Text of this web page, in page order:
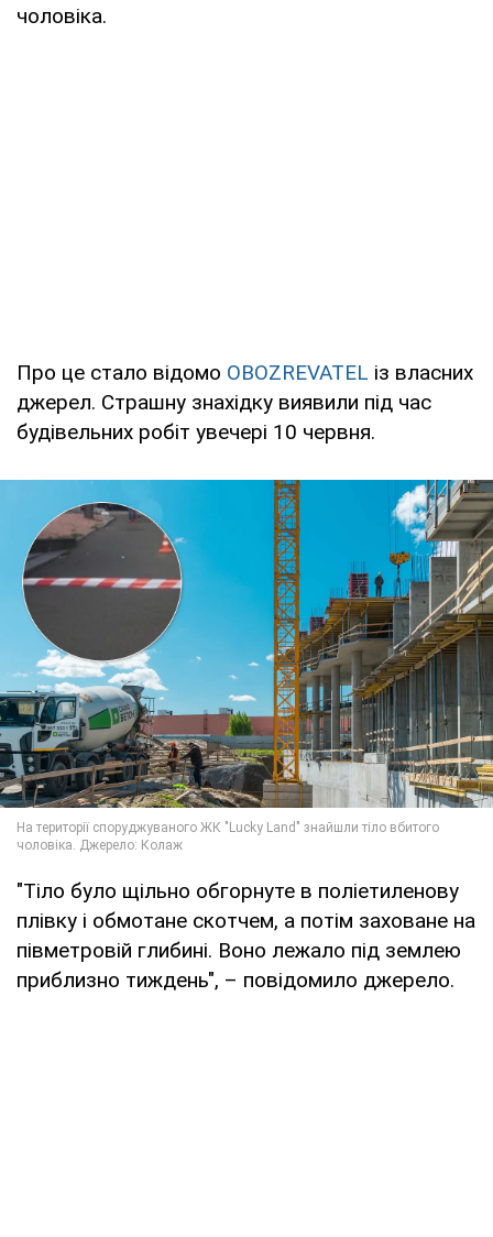
чоловіка.
Про це стало відомо OBOZREVATEL із власних
джерел. Страшну знахідку виявили під час
будівельних робіт увечері 10 червня.
"Тіло було щільно обгорнуте в поліетиленову
плівку і обмотане скотчем, а потім заховане на
півметровій глибині. Воно лежало під землею
приблизно тиждень", – повідомило джерело.